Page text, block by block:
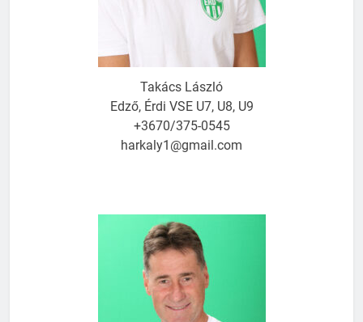
Takács László
Edző, Érdi VSE U7, U8, U9
+3670/375-0545
harkaly1@gmail.com